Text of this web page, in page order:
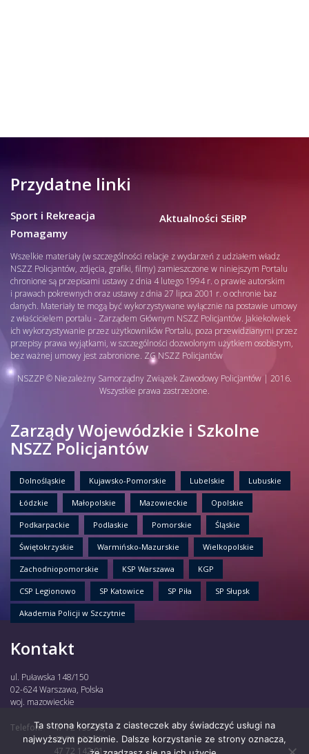
Przydatne linki
Sport i Rekreacja
Pomagamy
Aktualności SEiRP
Wszelkie materiały (w szczególności relacje z wydarzeń z udziałem władz
NSZZ Policjantów, zdjęcia, grafiki, filmy) zamieszczone w niniejszym Portalu
chronione są przepisami ustawy z dnia 4 lutego 1994 r. o prawie autorskim
i prawach pokrewnych oraz ustawy z dnia 27 lipca 2001 r. o ochronie baz
danych. Materiały te mogą być wykorzystywane wyłącznie na postawie umowy
z właścicielem portalu - Zarządem Głównym NSZZ Policjantów. Jakiekolwiek
ich wykorzystywanie przez użytkowników Portalu, poza przewidzianymi przez
przepisy prawa wyjątkami, w szczególności dozwolonym użytkiem osobistym,
bez ważnej umowy jest zabronione. ZG NSZZ Policjantów
NSZZP © Niezależny Samorządny Związek Zawodowy Policjantów | 2016.
Wszystkie prawa zastrzeżone.
Zarządy Wojewódzkie i Szkolne
NSZZ Policjantów
Dolnośląskie Kujawsko-Pomorskie Lubelskie Lubuskie
Łódzkie Małopolskie Mazowieckie Opolskie
Podkarpackie Podlaskie Pomorskie Śląskie
Świętokrzyskie Warmińsko-Mazurskie Wielkopolskie
Zachodniopomorskie KSP Warszawa KGP
CSP Legionowo SP Katowice SP Piła SP Słupsk
Akademia Policji w Szczytnie
Kontakt
ul. Puławska 148/150
02-624 Warszawa, Polska
woj. mazowieckie
Telefon:
47 72 135 30,
47 72 122 85,
47 72 142 01,
Ta strona korzysta z ciasteczek aby świadczyć usługi na
najwyższym poziomie. Dalsze korzystanie ze strony oznacza,